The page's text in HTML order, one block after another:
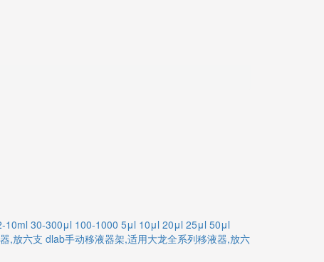
10ml 30-300μl 100-1000 5μl 10μl 20μl 25μl 50μl
,放六支 dlab手动移液器架,适用大龙全系列移液器,放六